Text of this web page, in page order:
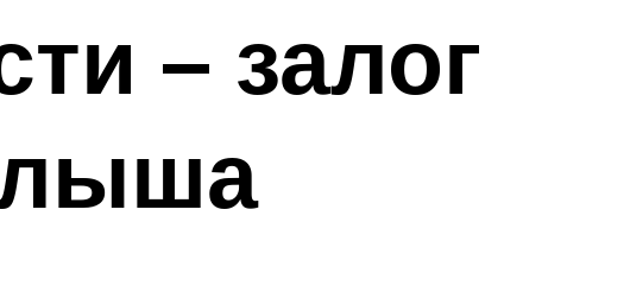
– залог